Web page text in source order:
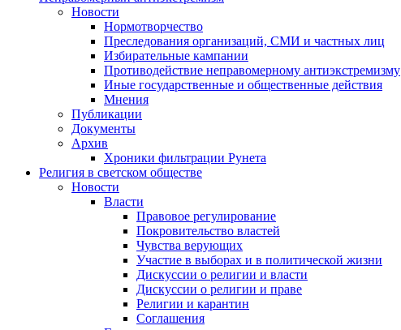
Новости
Нормотворчество
Преследования организаций, СМИ и частных лиц
Избирательные кампании
Противодействие неправомерному антиэкстремизму
Иные государственные и общественные действия
Мнения
Публикации
Документы
Архив
Хроники фильтрации Рунета
Религия в светском обществе
Новости
Власти
Правовое регулирование
Покровительство властей
Чувства верующих
Участие в выборах и в политической жизни
Дискуссии о религии и власти
Дискуссии о религии и праве
Религии и карантин
Соглашения